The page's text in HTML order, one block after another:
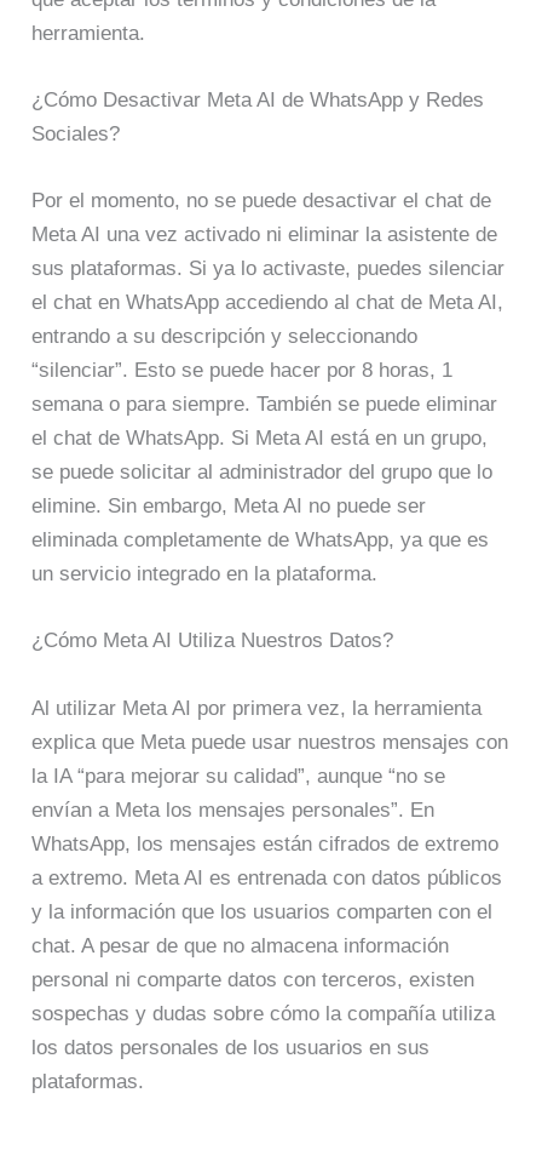
herramienta.
¿Cómo Desactivar Meta AI de WhatsApp y Redes
Sociales?
Por el momento, no se puede desactivar el chat de
Meta AI una vez activado ni eliminar la asistente de
sus plataformas. Si ya lo activaste, puedes silenciar
el chat en WhatsApp accediendo al chat de Meta AI,
entrando a su descripción y seleccionando
“silenciar”. Esto se puede hacer por 8 horas, 1
semana o para siempre. También se puede eliminar
el chat de WhatsApp. Si Meta AI está en un grupo,
se puede solicitar al administrador del grupo que lo
elimine. Sin embargo, Meta AI no puede ser
eliminada completamente de WhatsApp, ya que es
un servicio integrado en la plataforma.
¿Cómo Meta AI Utiliza Nuestros Datos?
Al utilizar Meta AI por primera vez, la herramienta
explica que Meta puede usar nuestros mensajes con
la IA “para mejorar su calidad”, aunque “no se
envían a Meta los mensajes personales”. En
WhatsApp, los mensajes están cifrados de extremo
a extremo. Meta AI es entrenada con datos públicos
y la información que los usuarios comparten con el
chat. A pesar de que no almacena información
personal ni comparte datos con terceros, existen
sospechas y dudas sobre cómo la compañía utiliza
los datos personales de los usuarios en sus
plataformas.